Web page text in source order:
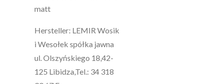
matt
Hersteller: LEMIR Wosik
i Wesołek spółka jawna
ul. Olszyńskiego 18,42-
125 Libidza,Tel.: 34 318